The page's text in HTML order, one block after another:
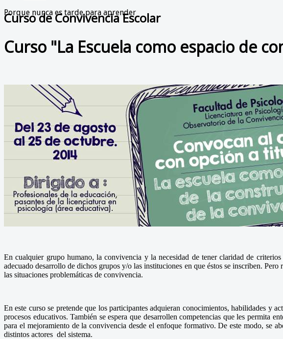
Porque nunca es tarde para aprender
Curso de Convivencia Escolar
Curso "La Escuela como espacio de
En cualquier grupo humano, la convivencia y la necesidad de tener claridad de
adecuado desarrollo de dichos grupos y/o las instituciones en que éstos se inscriben.
las situaciones problemáticas de convivencia.
En este curso se pretende que los participantes adquieran conocimientos, habilidades y
procesos educativos. También se espera que desarrollen competencias que les permita
para el mejoramiento de la convivencia desde el enfoque formativo. De este modo, se
distintos actores del sistema.